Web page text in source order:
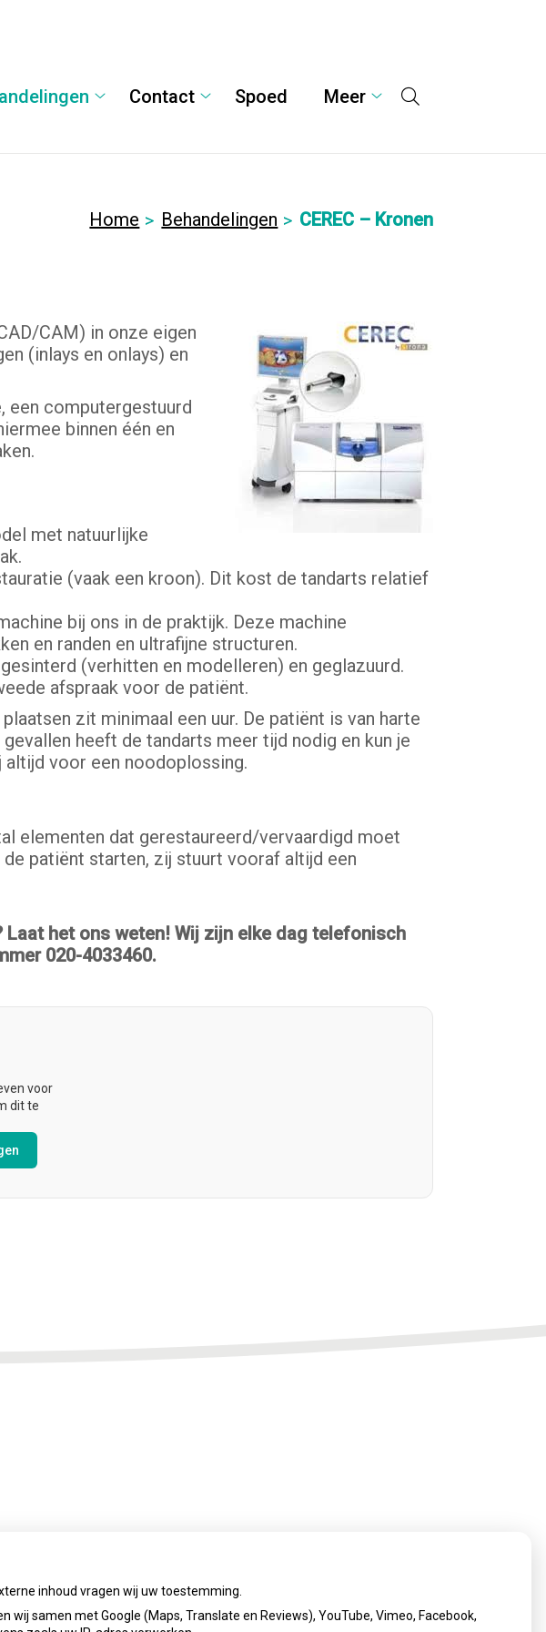
Hoofdmenu
Contact Spoed Meer
Home Behandelingen CEREC – Kronen
CAM) in onze eigen
(inlays en onlays) en
een computergestuurd
binnen één en
met natuurlijke
(vaak een kroon). Dit kost de tandarts relatief
bij ons in de praktijk. Deze machine
en randen en ultrafijne structuren.
(verhitten en modelleren) en geglazuurd.
afspraak voor de patiënt.
zit minimaal een uur. De patiënt is van harte
heeft de tandarts meer tijd nodig en kun je
voor een noodoplossing.
elementen dat gerestaureerd/vervaardigd moet
patiënt starten, zij stuurt vooraf altijd een
het ons weten! Wij zijn elke dag telefonisch
020-4033460.
voor
dit te
inhoud vragen wij uw toestemming.
samen met Google (Maps, Translate en Reviews), YouTube, Vimeo, Facebook,